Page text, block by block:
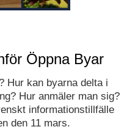
Öppna Byar
Hur kan byarna delta i
Hur anmäler man sig?
informationstillfälle
den 11 mars.